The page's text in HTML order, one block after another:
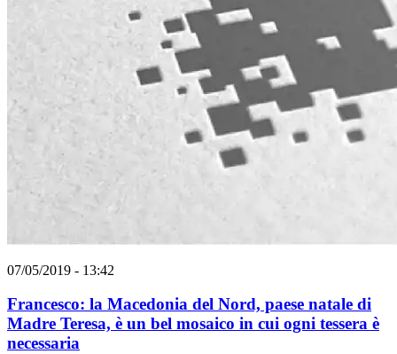
07/05/2019 - 13:42
Francesco: la Macedonia del Nord, paese natale di
Madre Teresa, è un bel mosaico in cui ogni tessera è
necessaria